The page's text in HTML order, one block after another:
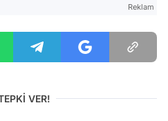
Reklam
VER!